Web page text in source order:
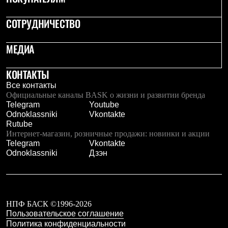
Уход за обувью
Аксессуары
Шапки
Кепки и бейсболки
Повязки
Шарфы
Панамы
Перчатки и рукавицы
Перчатки
Рукавицы
Носки
Полезные аксессуары
Брелки
Шевроны
Уход за одеждой
В Арктику
Коллекции
СОТРУДНИЧЕСТВО
МЕДИА
КОНТАКТЫ
Все контакты
Официальные каналы BASK о жизни и развитии бренда
Telegram
Youtube
Odnoklassniki
Vkontakte
Rutube
Интернет-магазин, розничные продажи: новинки и акции
Telegram
Vkontakte
Odnoklassniki
Дзэн
НПФ БАСК ©1996-2026
Пользовательское соглашение
Политика конфиденциальности